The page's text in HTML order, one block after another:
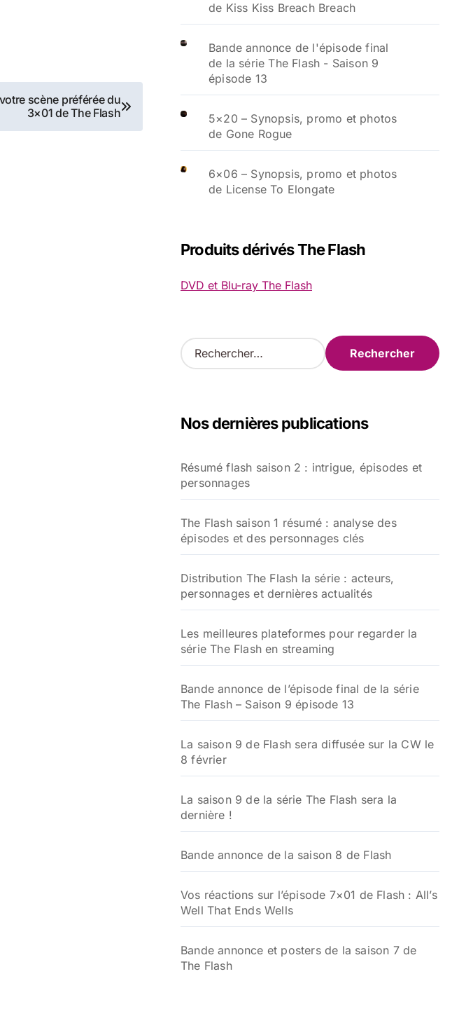
scène préférée du
3×01 de The Flash
de Kiss Kiss Breach Breach
Bande annonce de l'épisode final
de la série The Flash - Saison 9
épisode 13
5×20 – Synopsis, promo et photos
de Gone Rogue
6×06 – Synopsis, promo et photos
de License To Elongate
Produits dérivés The Flash
DVD et Blu-ray The Flash
R
e
r
e
r
Nos dernières publications
Résumé flash saison 2 : intrigue, épisodes et
personnages
The Flash saison 1 résumé : analyse des
épisodes et des personnages clés
Distribution The Flash la série : acteurs,
personnages et dernières actualités
Les meilleures plateformes pour regarder la
série The Flash en streaming
Bande annonce de l’épisode final de la série
The Flash – Saison 9 épisode 13
La saison 9 de Flash sera diffusée sur la CW le
8 février
La saison 9 de la série The Flash sera la
dernière !
Bande annonce de la saison 8 de Flash
Vos réactions sur l’épisode 7×01 de Flash : All’s
Well That Ends Wells
Bande annonce et posters de la saison 7 de
The Flash